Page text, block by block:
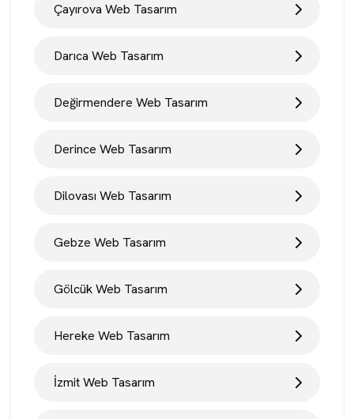
Çayırova Web Tasarım
Darıca Web Tasarım
Değirmendere Web Tasarım
Derince Web Tasarım
Dilovası Web Tasarım
Gebze Web Tasarım
Gölcük Web Tasarım
Hereke Web Tasarım
İzmit Web Tasarım